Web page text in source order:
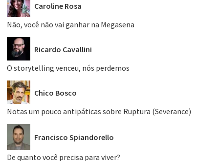
Caroline Rosa
Não, você não vai ganhar na Megasena
Ricardo Cavallini
O storytelling venceu, nós perdemos
Chico Bosco
Notas um pouco antipáticas sobre Ruptura (Severance)
Francisco Spiandorello
De quanto você precisa para viver?